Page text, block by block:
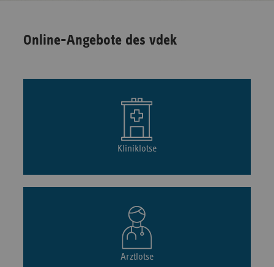
Online-Angebote des vdek
Kliniklotse
Arztlotse